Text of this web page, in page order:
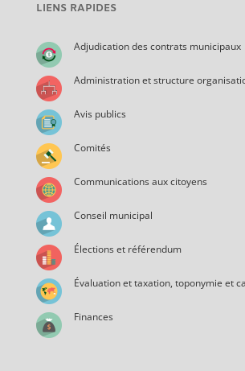
LIENS RAPIDES
Adjudication des contrats municipaux
Administration et structure
Avis publics
Comités
Communications aux citoyens
Conseil municipal
Élections et référendum
Évaluation et taxation, toponymie et
Finances